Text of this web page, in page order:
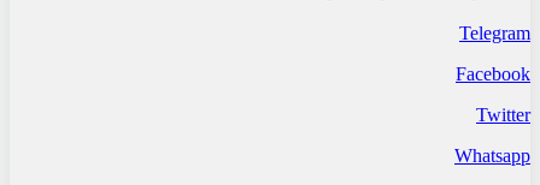
Telegram
Facebook
Twitter
Whatsapp